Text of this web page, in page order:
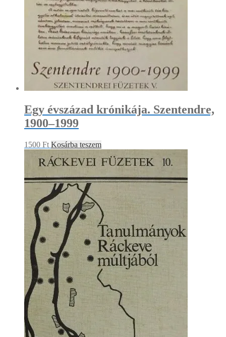
Egy évszázad krónikája. Szentendre,
1900–1999
1500 Ft Kosárba teszem